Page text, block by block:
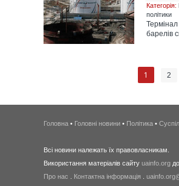
Категорія:
політики
барелів
1 2
Головна • Головні новини • Політика •
Всі новини належать їх правовласникам.
Використання матеріалів сайту uainfo.org
Про нас
Контактна інформація